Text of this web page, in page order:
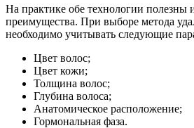
На практике обе технологии полезны
преимущества. При выборе метода
необходимо учитывать следующие
Цвет волос;
Цвет кожи;
Толщина волос;
Глубина волоса;
Анатомическое расположение;
Гормональная фаза.